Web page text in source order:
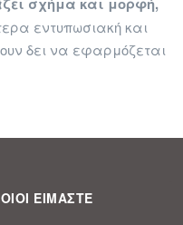
εντυπωσιακή και
δει να εφαρμόζεται
ΕΙΜΑΣΤΕ